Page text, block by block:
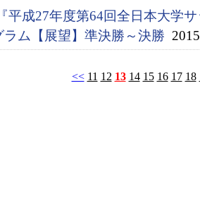
『平成27年度第64回全日本大学
ラム【展望】準決勝～決勝
<< 11 12 13 14 15 16 17 18